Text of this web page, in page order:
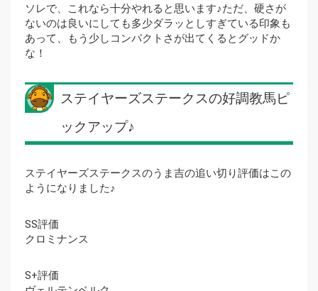
ソレで、これなら十分やれると思います♪ただ、硬さが
ないのは良いにしても多少ダラッとしすぎている印象も
あって、もう少しコンパクトさが出てくるとグッドか
な！
ステイヤーズステークスの好調教馬ピ
ックアップ♪
ステイヤーズステークスのうま吉の追い切り評価はこの
ようになりました♪
SS評価
クロミナンス
S+評価